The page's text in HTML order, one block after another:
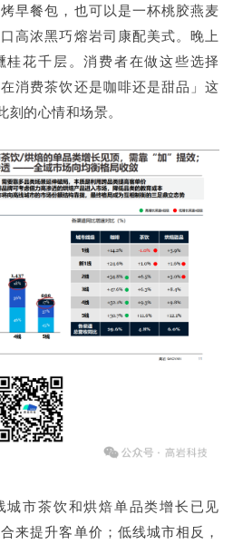
早餐包，也可以是一杯桃胶燕麦
高浓黑巧熔岩司康配美式。晚上
花千层。消费者在做这些选择
消费茶饮还是咖啡还是甜品」这
的心情和场景。
市茶饮和烘焙单品类增长已见
来提升客单价；低线城市相反，